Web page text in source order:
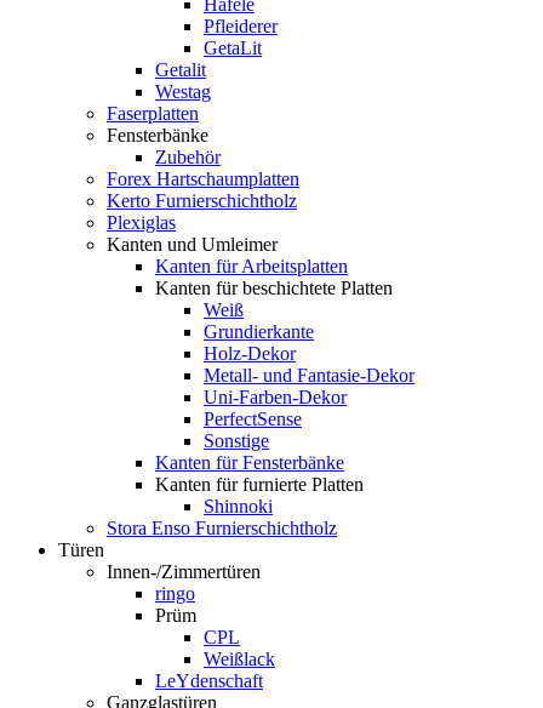
Pfleiderer
GetaLit
Getalit
Westag
Faserplatten
Fensterbänke
Zubehör
Forex Hartschaumplatten
Kerto Furnierschichtholz
Plexiglas
Kanten und Umleimer
Kanten für Arbeitsplatten
Kanten für beschichtete Platten
Weiß
Grundierkante
Holz-Dekor
Metall- und Fantasie-Dekor
Uni-Farben-Dekor
PerfectSense
Sonstige
Kanten für Fensterbänke
Kanten für furnierte Platten
Shinnoki
Stora Enso Furnierschichtholz
Türen
Innen-/Zimmertüren
ringo
Prüm
CPL
Weißlack
LeYdenschaft
Ganzglastüren